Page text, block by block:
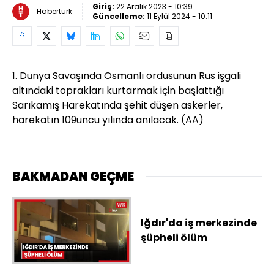
Habertürk Giriş: 22 Aralık 2023 - 10:39
Güncelleme: 11 Eylül 2024 - 10:11
1. Dünya Savaşında Osmanlı ordusunun Rus işgali
altındaki toprakları kurtarmak için başlattığı
Sarıkamış Harekatında şehit düşen askerler,
harekatın 109uncu yılında anılacak. (AA)
BAKMADAN GEÇME
Iğdır'da iş merkezinde
şüpheli ölüm